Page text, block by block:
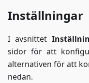
Inställningar
I avsnittet
sidor för att
alternativen för att
nedan.